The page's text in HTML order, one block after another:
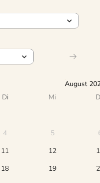
August
Di Mi
4 5
11 12
18 19